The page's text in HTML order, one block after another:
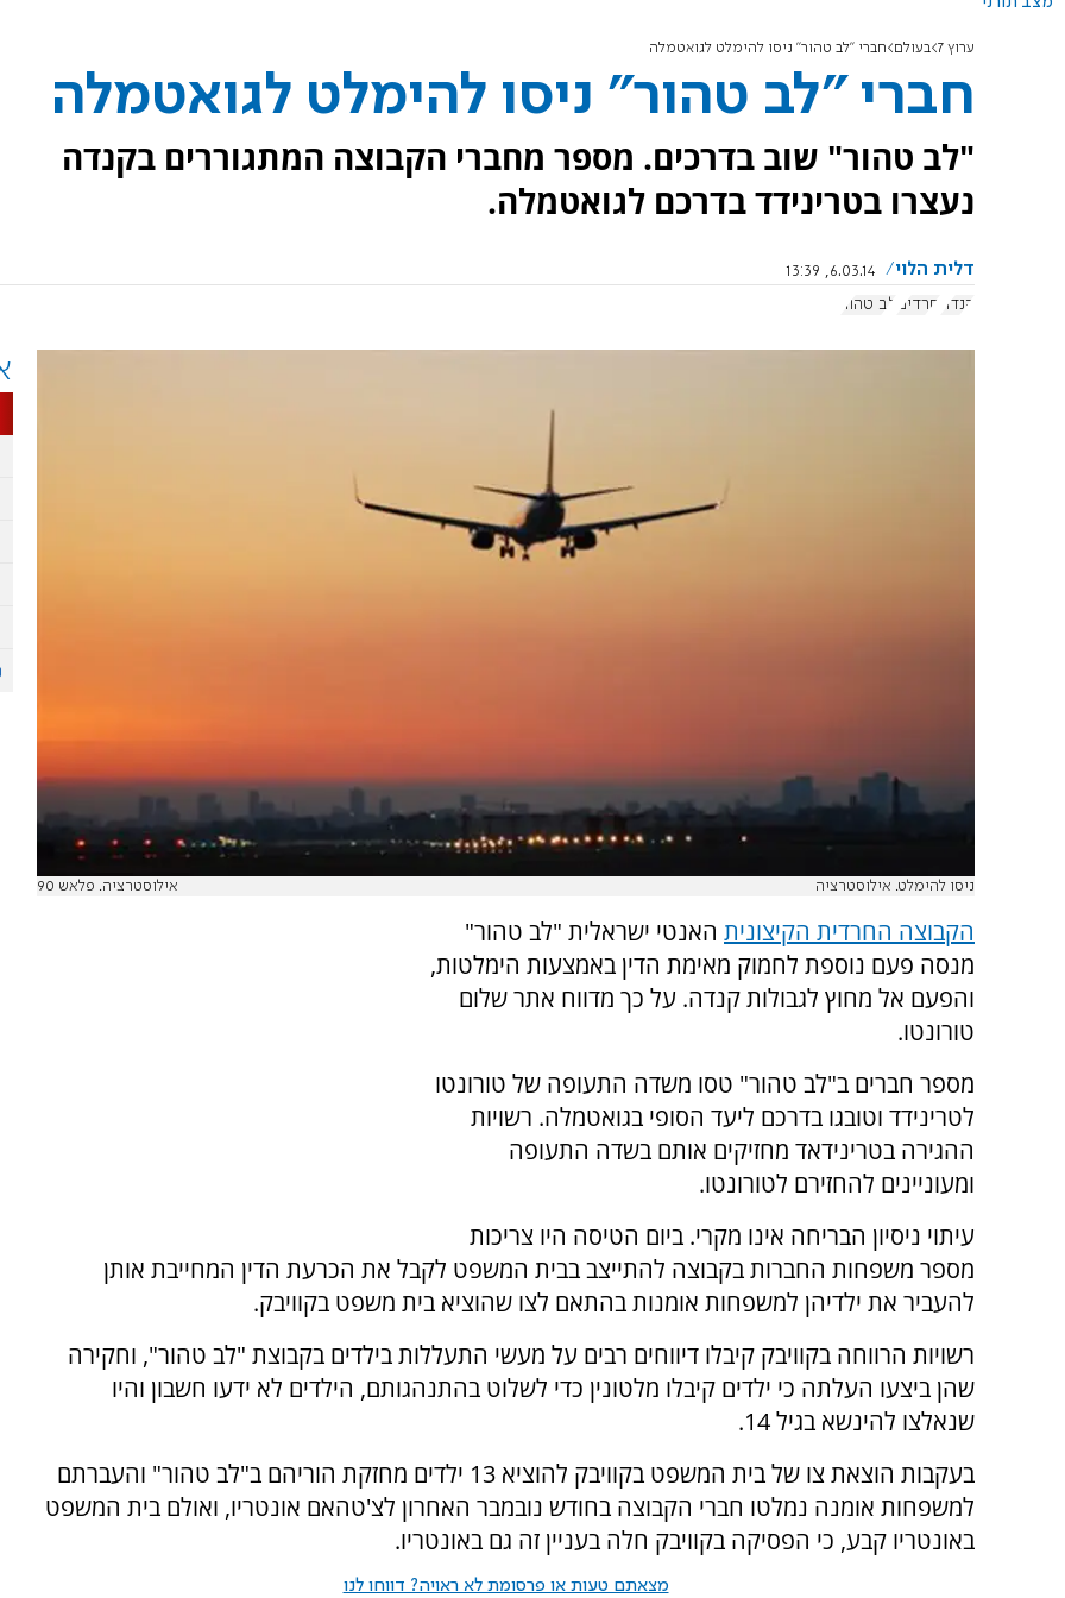
ערוץ 7 בעולם חברי "לב טהור" ניסו להימלט לגואטמלה
חברי "לב טהור" ניסו להימלט לגואטמלה
"לב טהור" שוב בדרכים. מספר מחברי הקבוצה המתגוררים בקנדה
נעצרו בטרינידד בדרכם לגואטמלה.
דלית הלוי
6.03.14, 13:39
קנדה
חרדים לב טהור
ניסו להימלט. אילוסטרציה אילוסטרציה. פלאש 90
הקבוצה החרדית הקיצונית האנטי ישראלית "לב טהור"
מנסה פעם נוספת לחמוק מאימת הדין באמצעות הימלטות,
והפעם אל מחוץ לגבולות קנדה. על כך מדווח אתר שלום
טורונטו.
מספר חברים ב"לב טהור" טסו משדה התעופה של טורונטו
לטרינידד וטובגו בדרכם ליעד הסופי בגואטמלה. רשויות
ההגירה בטרינידאד מחזיקים אותם בשדה התעופה
ומעוניינים להחזירם לטורונטו.
עיתוי ניסיון הבריחה אינו מקרי. ביום הטיסה היו צריכות
מספר משפחות החברות בקבוצה להתייצב בבית המשפט לקבל את הכרעת הדין המחייבת אותן
להעביר את ילדיהן למשפחות אומנות בהתאם לצו שהוציא בית משפט בקוויבק.
רשויות הרווחה בקוויבק קיבלו דיווחים רבים על מעשי התעללות בילדים בקבוצת "לב טהור", וחקירה
שהן ביצעו העלתה כי ילדים קיבלו מלטונין כדי לשלוט בהתנהגותם, הילדים לא ידעו חשבון והיו
שנאלצו להינשא בגיל 14.
בעקבות הוצאת צו של בית המשפט בקוויבק להוציא 13 ילדים מחזקת הוריהם ב"לב טהור" והעברתם
למשפחות אומנה נמלטו חברי הקבוצה בחודש נובמבר האחרון לצ'טהאם אונטריו, ואולם בית המשפט
באונטריו קבע, כי הפסיקה בקוויבק חלה בעניין זה גם באונטריו.
מצאתם טעות או פרסומת לא ראויה? דווחו לנו